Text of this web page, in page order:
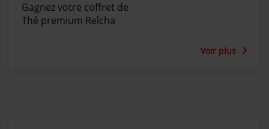
Gagnez votre coffret de
Thé premium Relcha
Voir plus